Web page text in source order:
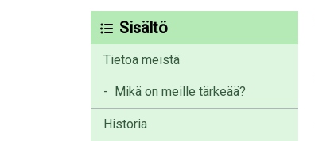
Sisältö
Tietoa meistä
- Mikä on meille tärkeää?
Historia